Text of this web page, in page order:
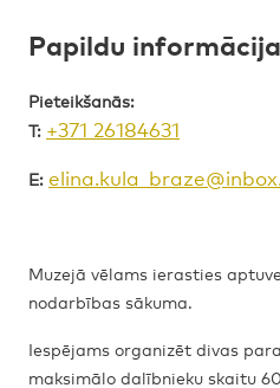
Papildu informācija
Pieteikšanās:
T: +371 26184631
E:
Muzejā vēlams ierasties
nodarbības sākuma.
Iespējams organizēt divas
maksimālo dalībnieku skaitu 60.